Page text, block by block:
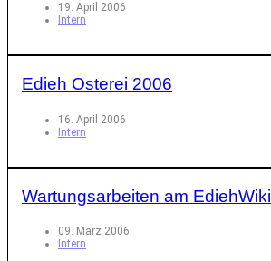
19. April 2006
Intern
Edieh Osterei 2006
16. April 2006
Intern
Wartungsarbeiten am EdiehWiki
09. März 2006
Intern